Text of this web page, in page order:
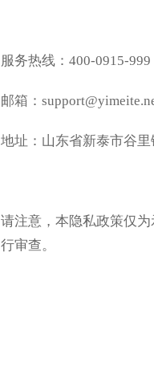
服务热线：400-0915-999
邮箱：
地址：山东省新泰市谷里
请注意，本隐私政策仅
行审查。